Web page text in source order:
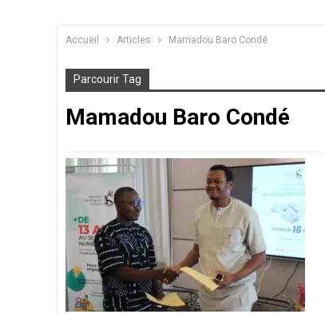
Accueil Articles Mamadou Baro Condé
Parcourir Tag
Mamadou Baro Condé